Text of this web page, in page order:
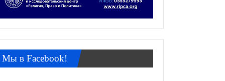
Мы в Facebook!